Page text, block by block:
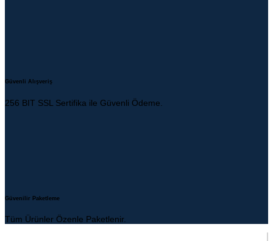
Güvenli Alışveriş
256 BIT SSL Sertifika ile Güvenli Ödeme.
Güvenilir Paketleme
Tüm Ürünler Özenle Paketlenir.